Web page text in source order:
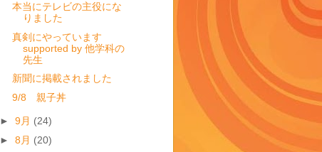
本当にテレビの主役にな
りました
真剣にやっています
supported by 他学科の
先生
新聞に掲載されました
9/8 親子丼
► 9月 (24)
► 8月 (20)